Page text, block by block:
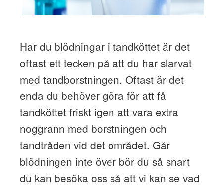
Har du blödningar i tandköttet är det
oftast ett tecken på att du har slarvat
med tandborstningen. Oftast är det
enda du behöver göra för att få
tandköttet friskt igen att vara extra
noggrann med borstningen och
tandtråden vid det området. Går
blödningen inte över bör du så snart
du kan besöka oss så att vi kan se vad